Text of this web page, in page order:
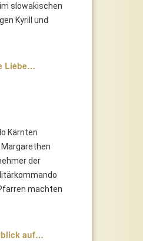
slowakischen
Kyrill und
Liebe…
Kärnten
der
machten
auf…